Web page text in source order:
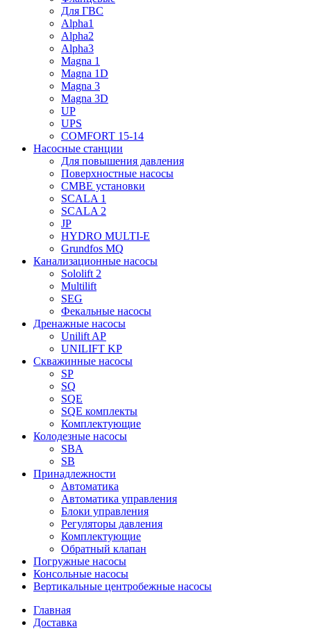
Для ГВС
Alpha1
Alpha2
Alpha3
Magna 1
Magna 1D
Magna 3
Magna 3D
UP
UPS
COMFORT 15-14
Насосные станции
Для повышения давления
Поверхностные насосы
CMBE установки
SCALA 1
SCALA 2
JP
HYDRO MULTI-E
Grundfos MQ
Канализационные насосы
Sololift 2
Multilift
SEG
Фекальные насосы
Дренажные насосы
Unilift AP
UNILIFT KP
Скважинные насосы
SP
SQ
SQE
SQE комплекты
Комплектующие
Колодезные насосы
SBA
SB
Принадлежности
Автоматика
Автоматика управления
Блоки управления
Регуляторы давления
Комплектующие
Обратный клапан
Погружные насосы
Консольные насосы
Вертикальные центробежные насосы
Главная
Доставка